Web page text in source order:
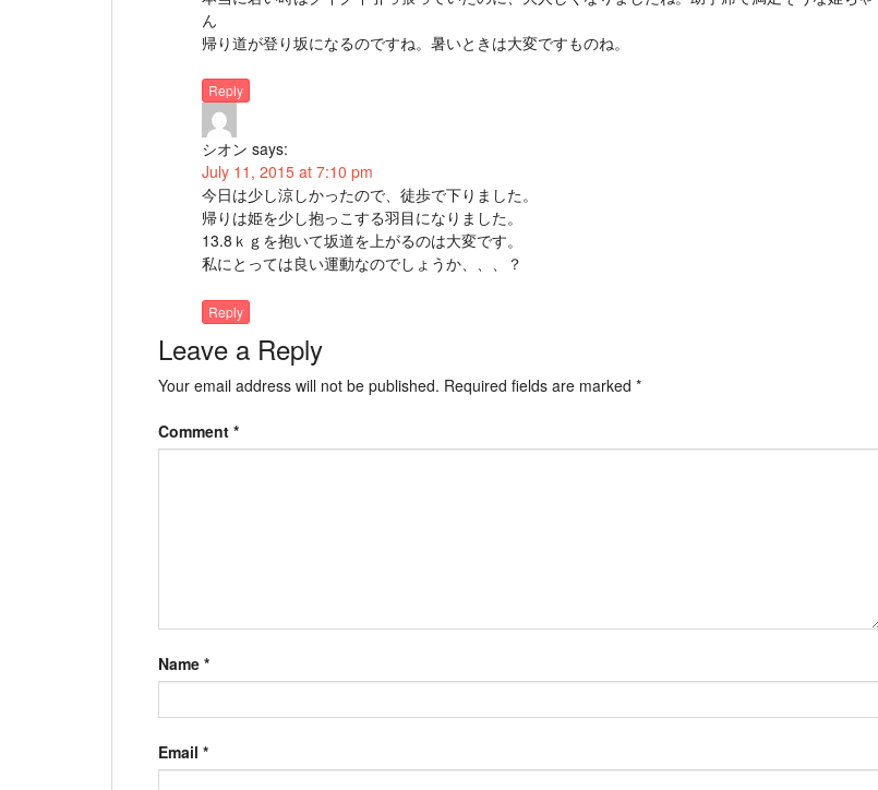
ん
帰り道が登り坂になるのですね。暑いときは大変ですものね。
Reply
シオン says:
July 11, 2015 at 7:10 pm
今日は少し涼しかったので、徒歩で下りました。
帰りは姫を少し抱っこする羽目になりました。
13.8ｋｇを抱いて坂道を上がるのは大変です。
私にとっては良い運動なのでしょうか、、、？
Reply
Leave a Reply
Your email address will not be published. Required fields are marked *
Comment *
Name *
Email *